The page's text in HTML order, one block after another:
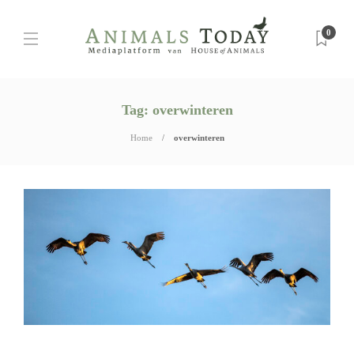
0
Tag: overwinteren
Home overwinteren